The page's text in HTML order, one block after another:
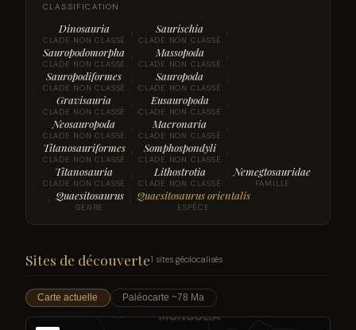
CLASSIFICATION
Dinosauria
CLADE NON CLASSÉ › Saurischia
CLADE NON CLASSÉ ›
Sauropodomorpha
CLADE NON CLASSÉ › Massopoda
CLADE NON CLASSÉ ›
Sauropodiformes
CLADE NON CLASSÉ › Sauropoda
CLADE NON CLASSÉ ›
Gravisauria
CLADE NON CLASSÉ › Eusauropoda
CLADE NON CLASSÉ ›
Neosauropoda
CLADE NON CLASSÉ › Macronaria
CLADE NON CLASSÉ ›
Titanosauriformes
CLADE NON CLASSÉ › Somphospondyli
CLADE NON CLASSÉ ›
Titanosauria
CLADE NON CLASSÉ › Lithostrotia
CLADE NON CLASSÉ › Nemegtosauridae
FAMILLE
› Quaesitosaurus
GENRE › Quaesitosaurus orientalis
ESPÈCE
Sites de découverte1 sites géolocalisés
Carte actuelle Paléocarte ~78 Ma